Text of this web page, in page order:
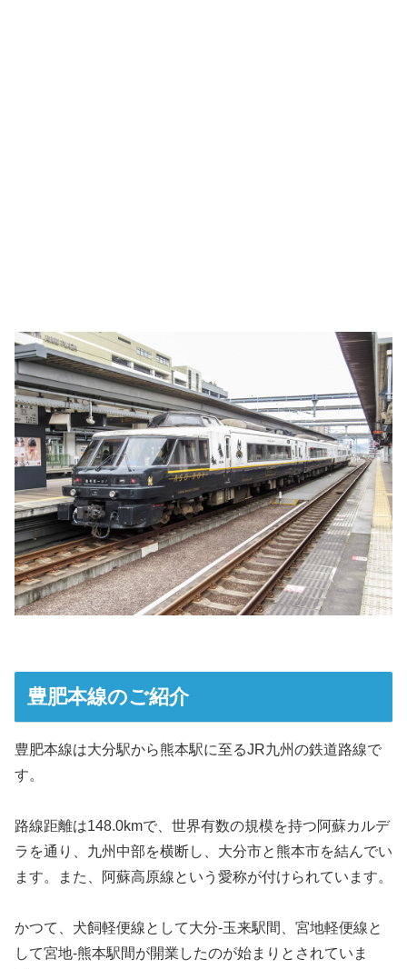
豊肥本線のご紹介
豊肥本線は大分駅から熊本駅に至るJR九州の鉄道路線で
す。
路線距離は148.0kmで、世界有数の規模を持つ阿蘇カルデ
ラを通り、九州中部を横断し、大分市と熊本市を結んでい
ます。また、阿蘇高原線という愛称が付けられています。
かつて、犬飼軽便線として大分-玉来駅間、宮地軽便線と
して宮地-熊本駅間が開業したのが始まりとされていま